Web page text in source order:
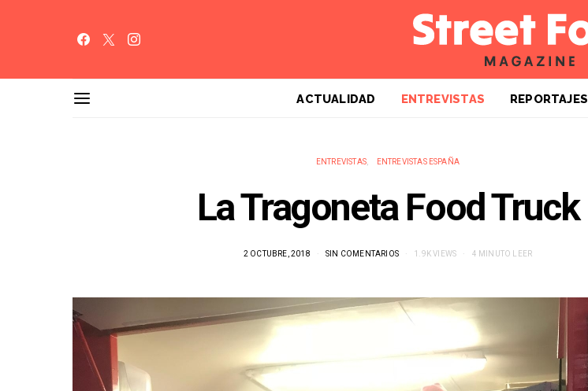
ACTUALIDAD ENTREVISTAS REPORTAJES
ENTREVISTAS ENTREVISTAS ESPAÑA
La Tragoneta Food Truck
2 OCTUBRE, 2018 SIN COMENTARIOS 1.9K VIEWS 4 MINUTO LEER